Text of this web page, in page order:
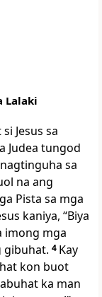
Lalaki
Jesus sa
Judea tungod
sa
na ang
Pista sa mga
kaniya, “Biya
imong mga
gibuhat. 4 Kay
kon buot
ka man